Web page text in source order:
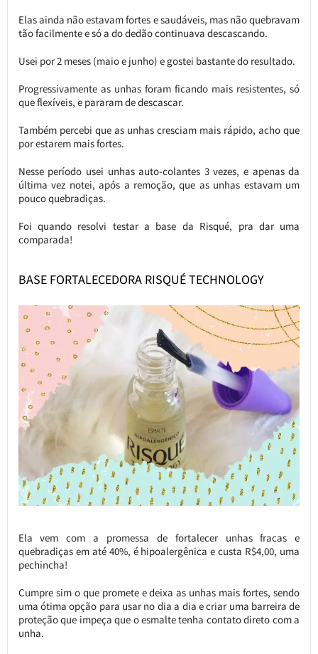
Elas ainda não estavam fortes e saudáveis, mas não quebravam
tão facilmente e só a do dedão continuava descascando.
Usei por 2 meses (maio e junho) e gostei bastante do resultado.
Progressivamente as unhas foram ficando mais resistentes, só
que flexíveis, e pararam de descascar.
Também percebi que as unhas cresciam mais rápido, acho que
por estarem mais fortes.
Nesse período usei unhas auto-colantes 3 vezes, e apenas da
última vez notei, após a remoção, que as unhas estavam um
pouco quebradiças.
Foi quando resolvi testar a base da Risqué, pra dar uma
comparada!
BASE FORTALECEDORA RISQUÉ TECHNOLOGY
Ela vem com a promessa de fortalecer unhas fracas e
quebradiças em até 40%, é hipoalergênica e custa R$4,00, uma
pechincha!
Cumpre sim o que promete e deixa as unhas mais fortes, sendo
uma ótima opção para usar no dia a dia e criar uma barreira de
proteção que impeça que o esmalte tenha contato direto com a
unha.